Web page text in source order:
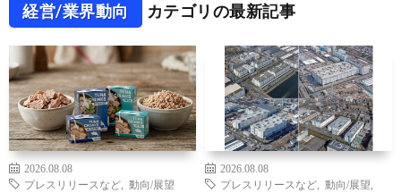
経営/業界動向 カテゴリの最新記事
2026.08.08
プレスリリースなど
動向/展望
2026.08.08
プレスリリースなど
動向/展望